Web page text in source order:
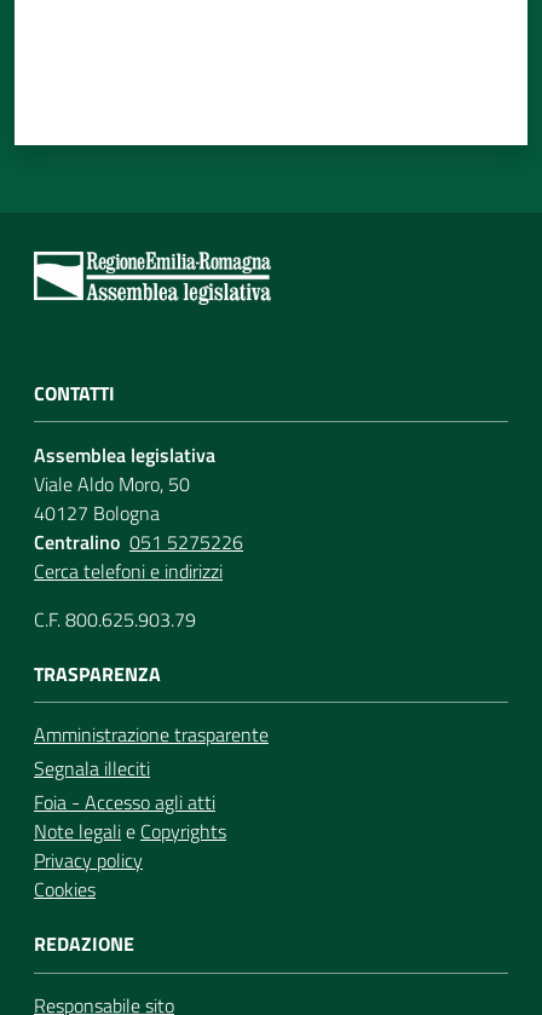
CONTATTI
Assemblea legislativa
Viale Aldo Moro, 50
40127 Bologna
Centralino 051 5275226
Cerca telefoni e indirizzi
C.F. 800.625.903.79
TRASPARENZA
Amministrazione trasparente
Segnala illeciti
Foia - Accesso agli atti
Note legalie Copyrights
Privacy policy
Cookies
REDAZIONE
Responsabile sito